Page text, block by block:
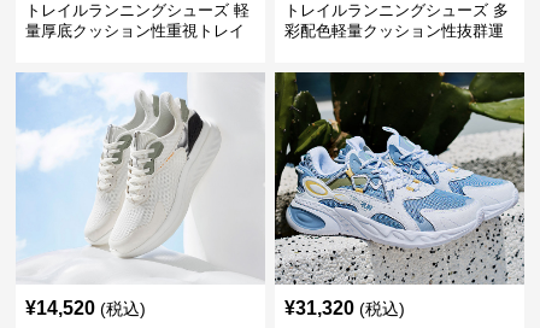
トレイルランニングシューズ 軽
量厚底クッション性重視トレイ
トレイルランニングシューズ 多
彩配色軽量クッション性抜群運
¥14,520 (税込) ¥31,320 (税込)